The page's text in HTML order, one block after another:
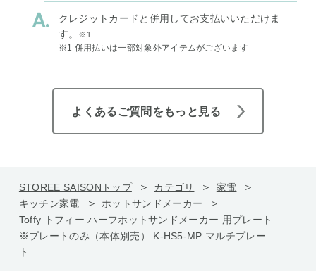
クレジットカードと併用してお支払いいただけま
す。
※1
※1 併用払いは一部対象外アイテムがございます
よくあるご質問をもっと見る
STOREE SAISONトップ カテゴリ
家電
キッチン家電
ホットサンドメーカー
Toffy トフィー ハーフホットサンドメーカー 用プレート
※プレートのみ（本体別売） K-HS5-MP マルチプレー
ト